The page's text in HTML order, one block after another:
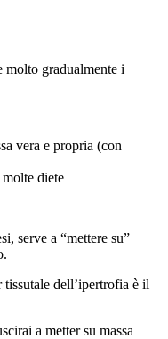
molto gradualmente i
vera e propria (con
diete
serve a “mettere su”
dell’ipertrofia è il
a metter su massa